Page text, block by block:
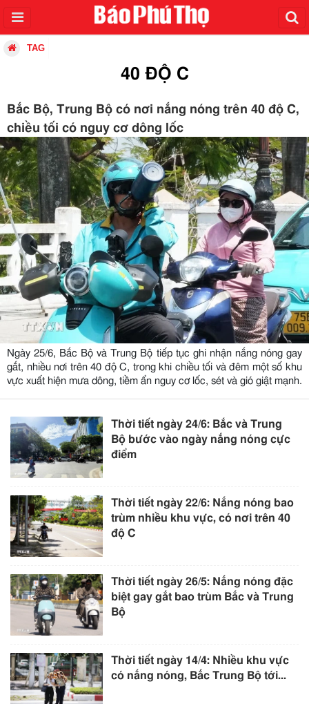
TAG
40 ĐỘ C
Bắc Bộ, Trung Bộ có nơi nắng nóng trên 40 độ C,
chiều tối có nguy cơ dông lốc
Ngày 25/6, Bắc Bộ và Trung Bộ tiếp tục ghi nhận nắng nóng gay
gắt, nhiều nơi trên 40 độ C, trong khi chiều tối và đêm một số khu
vực xuất hiện mưa dông, tiềm ẩn nguy cơ lốc, sét và gió giật mạnh.
Thời tiết ngày 24/6: Bắc và Trung
Bộ bước vào ngày nắng nóng cực
điểm
Thời tiết ngày 22/6: Nắng nóng bao
trùm nhiều khu vực, có nơi trên 40
độ C
Thời tiết ngày 26/5: Nắng nóng đặc
biệt gay gắt bao trùm Bắc và Trung
Bộ
Thời tiết ngày 14/4: Nhiều khu vực
có nắng nóng, Bắc Trung Bộ tới...